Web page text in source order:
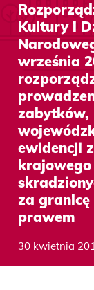
Kultury i
września
ewidencji
za granicę
prawem
30 kwietnia